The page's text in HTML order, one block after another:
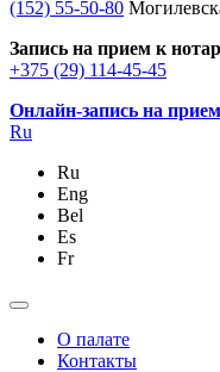
(152) 55-50-80
Запись на прием к
+375 (29) 114-45-45
Онлайн-запись на
Ru
Ru
Eng
Bel
Es
Fr
О палате
Контакты